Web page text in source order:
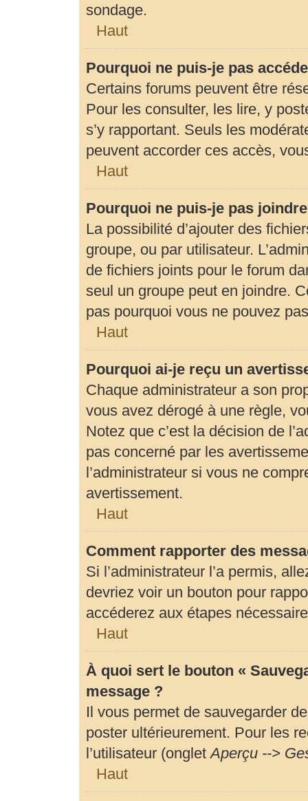
sondage.
Haut
Pourquoi ne puis-je pas
Certains forums peuvent être
Pour les consulter, les lire, y
s’y rapportant. Seuls les
peuvent accorder ces accès,
Haut
Pourquoi ne puis-je pas
La possibilité d’ajouter des
groupe, ou par utilisateur.
de fichiers joints pour le forum
seul un groupe peut en joindre.
pas pourquoi vous ne pouvez
Haut
Pourquoi ai-je reçu un
Chaque administrateur a son
vous avez dérogé à une règle,
Notez que c’est la décision de
pas concerné par les
l’administrateur si vous ne
avertissement.
Haut
Comment rapporter des
Si l’administrateur l’a permis,
devriez voir un bouton pour
accéderez aux étapes
Haut
À quoi sert le bouton «
message ?
Il vous permet de sauvegarder
poster ultérieurement. Pour les
l’utilisateur (ongletAperçu -->
Haut